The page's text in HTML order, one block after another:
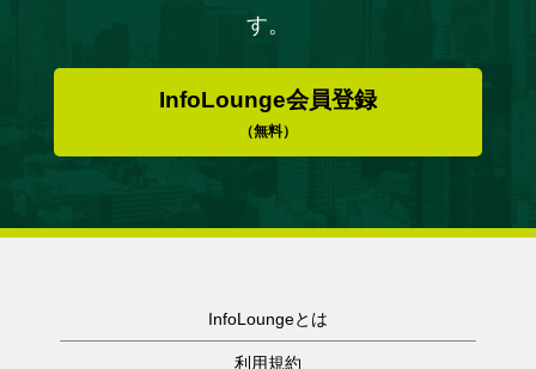
す。
InfoLounge会員登録
（無料）
InfoLoungeとは
利用規約